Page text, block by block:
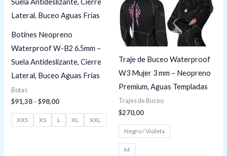
Botines Neopreno
Waterproof W-B2 6.5mm –
Suela Antideslizante, Cierre
Lateral, Buceo Aguas Frías
Botas
$91,38 - $98,00
$91,38
hasta
XXS XS L XL XXL
Traje de Buceo Waterproof
W3 Mujer 3 mm – Neopreno
Premium, Aguas Templadas
Trajes de Buceo
$270,00
Negro / Violeta
M